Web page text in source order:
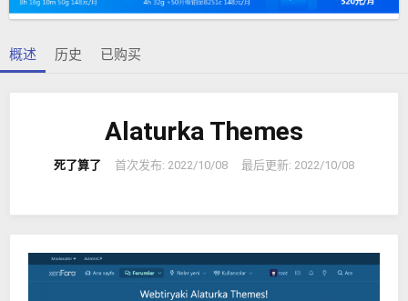
概述 历史 已购买
Alaturka Themes
死了算了 首次发布: 2022/10/08 最后更新: 2022/10/08